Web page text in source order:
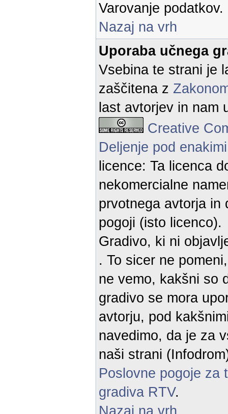
Varovanje podatkov.
Nazaj na vrh
Uporaba učnega
Vsebina te strani je
zaščitena z
last avtorjev in nam
Creative
Deljenje pod
licence: Ta licenca
nekomercialne
prvotnega avtorja in
pogoji (isto licenco).
Gradivo, ki ni
. To sicer ne
ne vemo, kakšni so
gradivo se mora
avtorju, pod
navedimo, da je za
naši strani
Poslovne pogoje za
gradiva RTV.
Nazaj na vrh